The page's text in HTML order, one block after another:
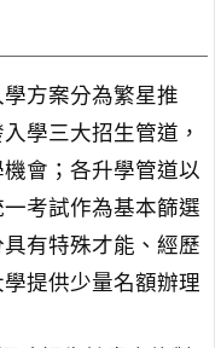
方案分為繁星推
學三大招生管道，
會；各升學管道以
考試作為基本篩選
有特殊才能、經歷
提供少量名額辦理